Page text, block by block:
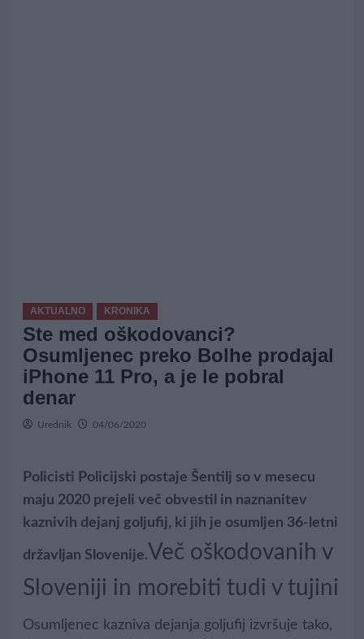
AKTUALNO KRONIKA
Ste med oškodovanci?
Osumljenec preko Bolhe prodajal
iPhone 11 Pro, a je le pobral
denar
Urednik 04/06/2020
Policisti Policijski postaje Šentilj so v mesecu
maju 2020 prejeli več obvestil in naznanitev
kaznivih dejanj goljufij, ki jih je osumljen 36-letni
državljan Slovenije.Več oškodovanih v
Sloveniji in morebiti tudi v tujini
Osumljenec kazniva dejanja goljufij izvršuje tako,